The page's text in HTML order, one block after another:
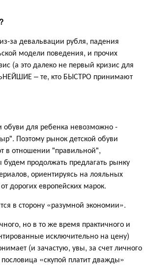
за девальвации рубля, падения
модели поведения, и прочих
(а это далеко не первый кризис для
– те, кто БЫСТРО принимают
обуви для ребенка невозможно -
Поэтому рынок детской обуви
в отношении "правильной",
продолжать предлагать рынку
ориентируясь на лояльных
дорогих европейских марок.
в сторону «разумной экономии».
но в то же время практичного и
исключительно на цену)
(и зачастую, увы, за счет личного
«скупой платит дважды»